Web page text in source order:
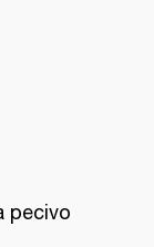
pecivo